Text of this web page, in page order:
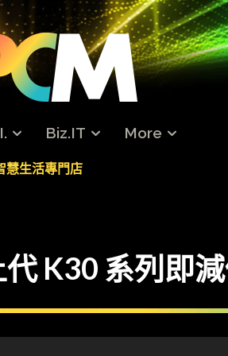
Biz.IT More
慧生活專門店
K30 系列即